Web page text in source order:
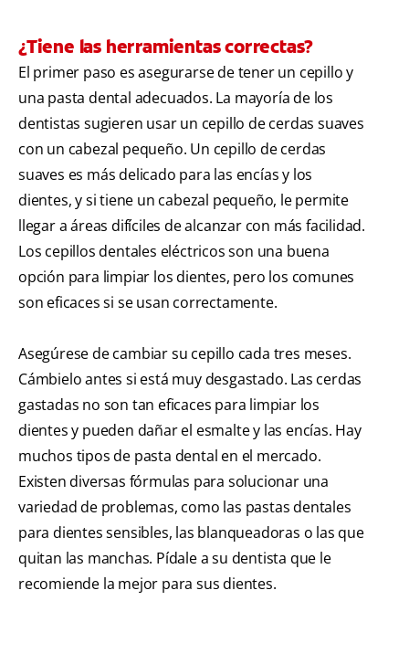
¿Tiene las herramientas correctas?
El primer paso es asegurarse de tener un cepillo y
una pasta dental adecuados. La mayoría de los
dentistas sugieren usar un cepillo de cerdas suaves
con un cabezal pequeño. Un cepillo de cerdas
suaves es más delicado para las encías y los
dientes, y si tiene un cabezal pequeño, le permite
llegar a áreas difíciles de alcanzar con más facilidad.
Los cepillos dentales eléctricos son una buena
opción para limpiar los dientes, pero los comunes
son eficaces si se usan correctamente.
Asegúrese de cambiar su cepillo cada tres meses.
Cámbielo antes si está muy desgastado. Las cerdas
gastadas no son tan eficaces para limpiar los
dientes y pueden dañar el esmalte y las encías. Hay
muchos tipos de pasta dental en el mercado.
Existen diversas fórmulas para solucionar una
variedad de problemas, como las pastas dentales
para dientes sensibles, las blanqueadoras o las que
quitan las manchas. Pídale a su dentista que le
recomiende la mejor para sus dientes.